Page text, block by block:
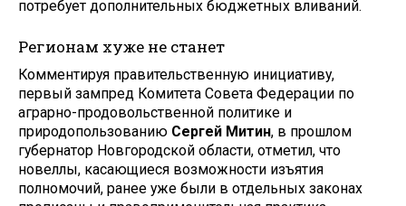
потребует дополнительных бюджетных вливаний.
Регионам хуже не станет
Комментируя правительственную инициативу,
первый зампред Комитета Совета Федерации по
аграрно-продовольственной политике и
природопользованию Сергей Митин, в прошлом
губернатор Новгородской области, отметил, что
новеллы, касающиеся возможности изъятия
полномочий, ранее уже были в отдельных законах